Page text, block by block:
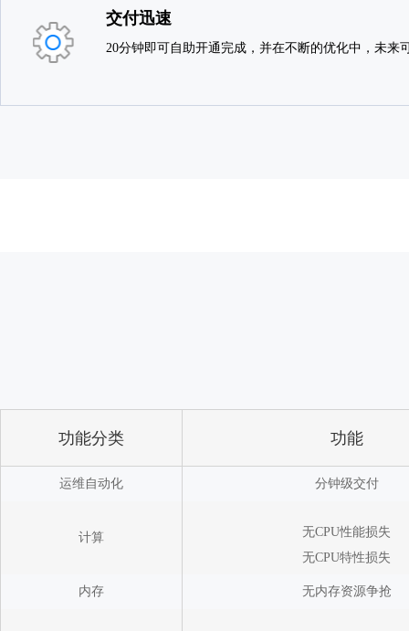
交付迅速
20分钟即可自助开通完成，并在不断的优化中，未来
功能分类
运维自动化
计算
内存
功能
分钟级交付
无CPU性能损失
无CPU特性损失
无内存资源争抢